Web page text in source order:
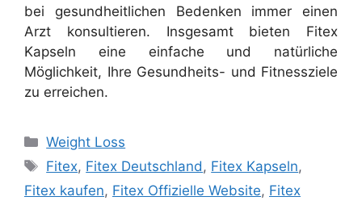
bei gesundheitlichen Bedenken immer einen
Arzt konsultieren.
Insgesamt bieten Fitex
Kapseln eine einfache und natürliche
Möglichkeit, Ihre Gesundheits- und Fitnessziele
zu erreichen.
Categories
Weight Loss
Tags
Fitex, Fitex Deutschland , Fitex Kapseln,
Fitex kaufen, Fitex Offizielle Website, Fitex